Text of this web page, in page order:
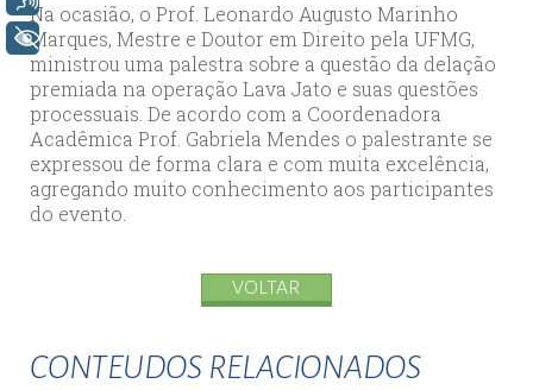
Na ocasião, o Prof. Leonardo Augusto Marinho
Marques, Mestre e Doutor em Direito pela UFMG,
ministrou uma palestra sobre a questão da delação
premiada na operação Lava Jato e suas questões
processuais. De acordo com a Coordenadora
Acadêmica Prof. Gabriela Mendes o palestrante se
expressou de forma clara e com muita excelência,
agregando muito conhecimento aos participantes
do evento.
VOLTAR
CONTEUDOS RELACIONADOS
+ Acessibilidade